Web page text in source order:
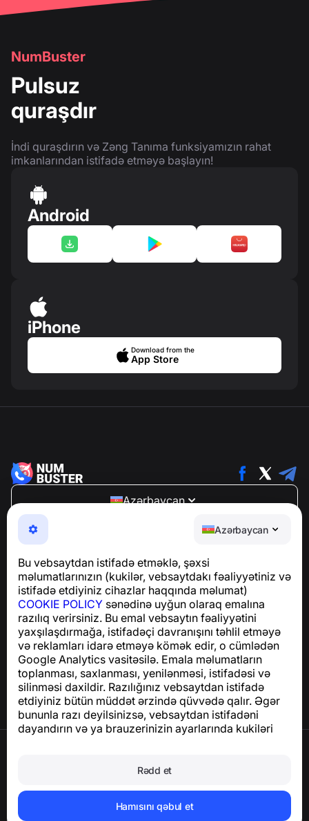
Azərbaycan
Bu vebsaytdan istifadə etməklə, şəxsi
məlumatlarınızın (kukilər, vebsaytdakı fəaliyyətiniz və
istifadə etdiyiniz cihazlar haqqında məlumat)
COOKIE POLICY sənədinə uyğun olaraq emalına
razılıq verirsiniz. Bu emal vebsaytın fəaliyyətini
yaxşılaşdırmağa, istifadəçi davranışını təhlil etməyə
və reklamları idarə etməyə kömək edir, o cümlədən
Google Analytics vasitəsilə. Emala məlumatların
toplanması, saxlanması, yenilənməsi, istifadəsi və
silinməsi daxildir. Razılığınız vebsaytdan istifadə
etdiyiniz bütün müddət ərzində qüvvədə qalır. Əgər
bununla razı deyilsinizsə, vebsaytdan istifadəni
dayandırın və ya brauzerinizin ayarlarında kukiləri
Rədd et
Hamısını qəbul et
NumBuster
Pulsuz
quraşdır
İndi quraşdırın və Zəng Tanıma funksiyamızın rahat
imkanlarından istifadə etməyə başlayın!
Android
iPhone
Download from the
App Store
Azərbaycan
NumBuster © 2013—2026 ·
support@numbuster.com
Telefon fırıldaqlarından, spam və arzuolunmaz
GDPR uyğunluğu ilə bağlı suallar üçün:
support@numbuster.com
Yardım Mərkəzi
Xəbərlər və Məqalələr
Layihə haqqında
Əlaqə
Hesabı və şəxsi məlumatları silin